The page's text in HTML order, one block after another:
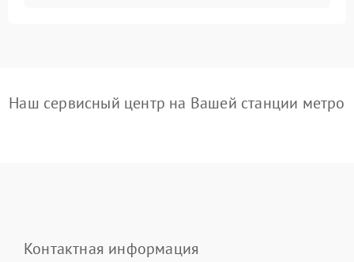
Наш сервисный центр на Вашей станции метро
Контактная информация